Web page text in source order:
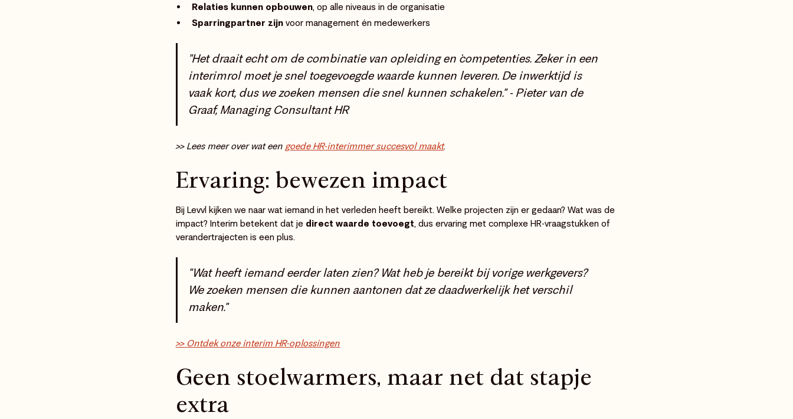
Relaties kunnen opbouwen, op alle niveaus in de organisatie
Sparringpartner zijnvoor management én medewerkers
"Het draait echt om de combinatie van opleiding én competenties. Zeker in een
interimrol moet je snel toegevoegde waarde kunnen leveren. De inwerktijd is
vaak kort, dus we zoeken mensen die snel kunnen schakelen." - Pieter van de
Graaf, Managing Consultant HR
>> Lees meer over wat een goede HR-interimmer succesvol maakt.
Ervaring: bewezen impact
Bij Levvl kijken we naar wat iemand in het verleden heeft bereikt. Welke projecten zijn er gedaan? Wat was de
impact? Interim betekent dat je direct waarde toevoegt, dus ervaring met complexe HR-vraagstukken of
verandertrajecten is een plus.
"Wat heeft iemand eerder laten zien? Wat heb je bereikt bij vorige werkgevers?
We zoeken mensen die kunnen aantonen dat ze daadwerkelijk het verschil
maken."
>> Ontdek onze interim HR-oplossingen
Geen stoelwarmers, maar net dat stapje
extra